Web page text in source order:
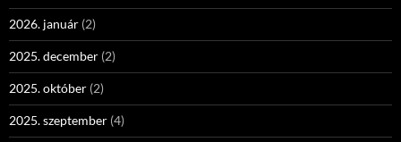
2026. január (2)
2025. december (2)
2025. október (2)
2025. szeptember (4)